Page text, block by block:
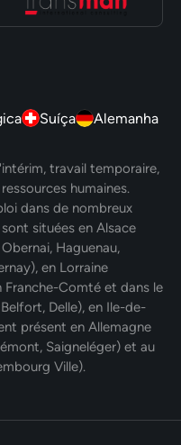
Suíça Alemanha
travail temporaire,
humaines.
dans de nombreux
situées en Alsace
Haguenau,
en Lorraine
Franche-Comté et dans le
Delle), en Ile-de-
présent en Allemagne
Saigneléger) et au
Ville).